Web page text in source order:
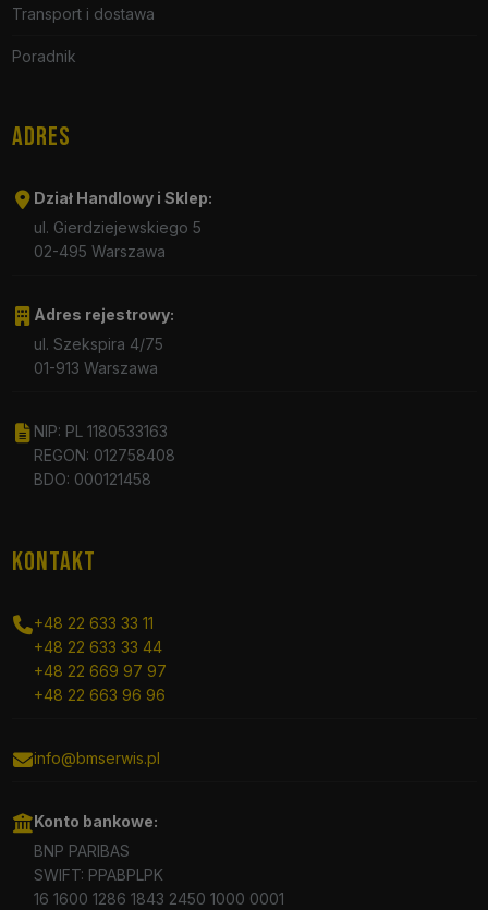
Transport i dostawa
Poradnik
ADRES
Dział Handlowy i Sklep:
ul. Gierdziejewskiego 5
02-495 Warszawa
Adres rejestrowy:
ul. Szekspira 4/75
01-913 Warszawa
NIP: PL 1180533163
REGON: 012758408
BDO: 000121458
KONTAKT
+48 22 633 33 11
+48 22 633 33 44
+48 22 669 97 97
+48 22 663 96 96
info@bmserwis.pl
Konto bankowe:
BNP PARIBAS
SWIFT: PPABPLPK
16 1600 1286 1843 2450 1000 0001